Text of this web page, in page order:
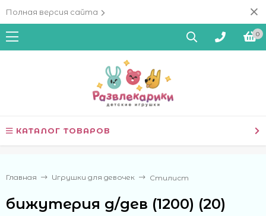
Полная версия сайта
0
КАТАЛОГ ТОВАРОВ
Главная Игрушки для девочек Стилист
бижутерия д/дев (1200) (20)